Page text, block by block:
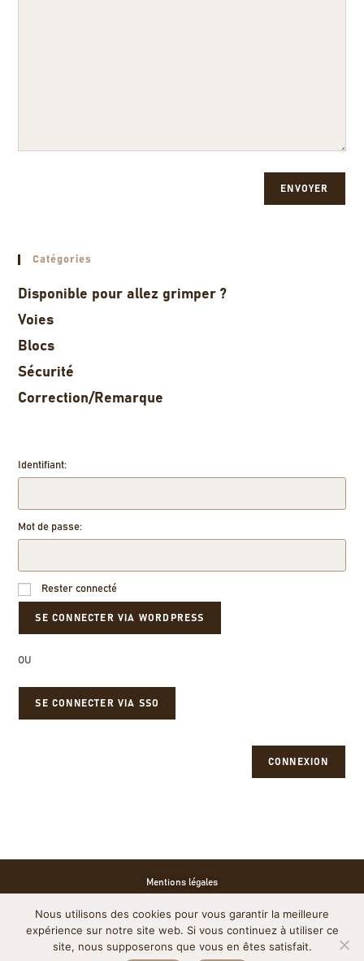
ENVOYER
Catégories
Disponible pour allez grimper ?
Voies
Blocs
Sécurité
Correction/Remarque
Identifiant:
Mot de passe:
Rester connecté
OU
SE CONNECTER VIA SSO
CONNEXION
Mentions légales
Politique de cookies
Nous utilisons des cookies pour vous garantir la meilleure
expérience sur notre site web. Si vous continuez à utiliser ce
site, nous supposerons que vous en êtes satisfait.